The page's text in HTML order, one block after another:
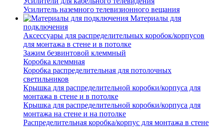
Усилитель наземного телевизионного вещания
Материалы для
подключения
Аксессуары для распределительных коробок/корпусов
для монтажа в стене и в потолке
Зажим безвинтовой клеммный
Коробка клеммная
Коробка распределительная для потолочных
светильников
Крышка для распределительной коробки/корпуса для
монтажа в стене и в потолке
Крышка для распределительной коробки/корпуса для
монтажа на стене и на потолке
Распределительная коробка/корпус для монтажа в стене